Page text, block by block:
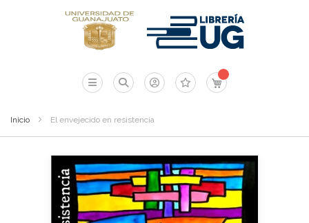
Mi carrito
Inicio El envejecido en resistencia